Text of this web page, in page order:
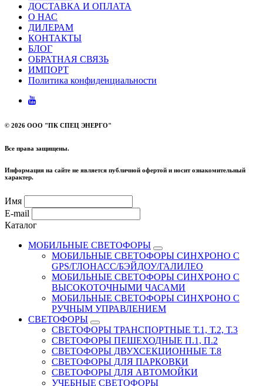
ДОСТАВКА И ОПЛАТА
О НАС
ДИЛЕРАМ
КОНТАКТЫ
БЛОГ
ОБРАТНАЯ СВЯЗЬ
ИМПОРТ
Политика конфиденциальности
© 2026 ООО "ПК СПЕЦ ЭНЕРГО"
Все права защищены.
Информация на сайте не является публичной офертой и носит ознакомительный
характер.
Имя
E-mail
Каталог
МОБИЛЬНЫЕ СВЕТОФОРЫ
МОБИЛЬНЫЕ СВЕТОФОРЫ СИНХРОНО С
GPS/ГЛОНАСС/БЭЙДОУ/ГАЛИЛЕО
МОБИЛЬНЫЕ СВЕТОФОРЫ СИНХРОНО С
ВЫСОКОТОЧНЫМИ ЧАСАМИ
МОБИЛЬНЫЕ СВЕТОФОРЫ СИНХРОНО С
РУЧНЫМ УПРАВЛЕНИЕМ
СВЕТОФОРЫ
СВЕТОФОРЫ ТРАНСПОРТНЫЕ Т.1, Т.2, Т.3
СВЕТОФОРЫ ПЕШЕХОДНЫЕ П.1, П.2
СВЕТОФОРЫ ДВУХСЕКЦИОННЫЕ Т.8
СВЕТОФОРЫ ДЛЯ ПАРКОВКИ
СВЕТОФОРЫ ДЛЯ АВТОМОЙКИ
УЧЕБНЫЕ СВЕТОФОРЫ